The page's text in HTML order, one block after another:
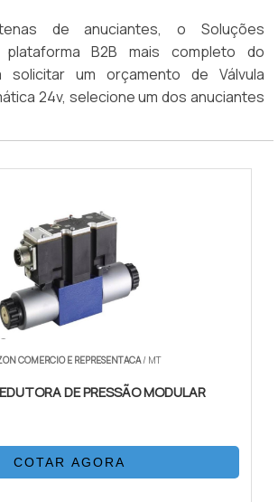
de anuciantes, o Soluções
B2B mais completo do
solicitar um orçamento de Válvula
24v, selecione um dos anuciantes
COMERCIO E REPRESENTACA/ MT
DE PRESSÃO MODULAR
COTAR AGORA